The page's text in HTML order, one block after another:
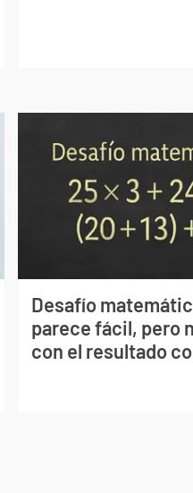
Desafío
parece fácil, pero
con el resultado